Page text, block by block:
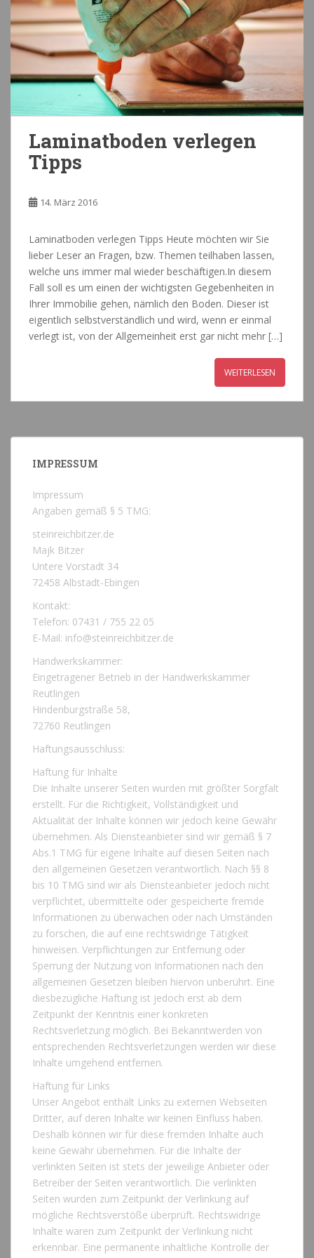
Laminatboden verlegen
Tipps
14. März 2016
Laminatboden verlegen Tipps Heute möchten wir Sie
lieber Leser an Fragen, bzw. Themen teilhaben lassen,
welche uns immer mal wieder beschäftigen.In diesem
Fall soll es um einen der wichtigsten Gegebenheiten in
Ihrer Immobilie gehen, nämlich den Boden. Dieser ist
eigentlich selbstverständlich und wird, wenn er einmal
verlegt ist, von der Allgemeinheit erst gar nicht mehr […]
WEITERLESEN
IMPRESSUM
Impressum
Angaben gemäß § 5 TMG:
steinreichbitzer.de
Majk Bitzer
Untere Vorstadt 34
72458 Albstadt-Ebingen
Kontakt:
Telefon: 07431 / 755 22 05
E-Mail: info@steinreichbitzer.de
Handwerkskammer:
Eingetragener Betrieb in der Handwerkskammer
Reutlingen
Hindenburgstraße 58,
72760 Reutlingen
Haftungsausschluss:
Haftung für Inhalte
Die Inhalte unserer Seiten wurden mit größter Sorgfalt
erstellt. Für die Richtigkeit, Vollständigkeit und
Aktualität der Inhalte können wir jedoch keine Gewähr
übernehmen. Als Diensteanbieter sind wir gemäß § 7
Abs.1 TMG für eigene Inhalte auf diesen Seiten nach
den allgemeinen Gesetzen verantwortlich. Nach §§ 8
bis 10 TMG sind wir als Diensteanbieter jedoch nicht
verpflichtet, übermittelte oder gespeicherte fremde
Informationen zu überwachen oder nach Umständen
zu forschen, die auf eine rechtswidrige Tätigkeit
hinweisen. Verpflichtungen zur Entfernung oder
Sperrung der Nutzung von Informationen nach den
allgemeinen Gesetzen bleiben hiervon unberührt. Eine
diesbezügliche Haftung ist jedoch erst ab dem
Zeitpunkt der Kenntnis einer konkreten
Rechtsverletzung möglich. Bei Bekanntwerden von
entsprechenden Rechtsverletzungen werden wir diese
Inhalte umgehend entfernen.
Haftung für Links
Unser Angebot enthält Links zu externen Webseiten
Dritter, auf deren Inhalte wir keinen Einfluss haben.
Deshalb können wir für diese fremden Inhalte auch
keine Gewähr übernehmen. Für die Inhalte der
verlinkten Seiten ist stets der jeweilige Anbieter oder
Betreiber der Seiten verantwortlich. Die verlinkten
Seiten wurden zum Zeitpunkt der Verlinkung auf
mögliche Rechtsverstöße überprüft. Rechtswidrige
Inhalte waren zum Zeitpunkt der Verlinkung nicht
erkennbar. Eine permanente inhaltliche Kontrolle der